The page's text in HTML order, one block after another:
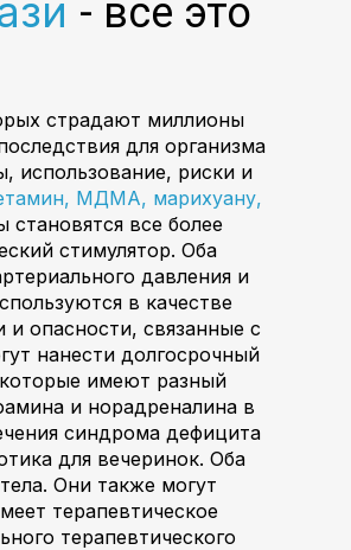
- все это
страдают миллионы
для организма
использование, риски и
МДМА, марихуану,
все более
стимулятор. Оба
давления и
в качестве
и опасности, связанные с
нанести долгосрочный
имеют разный
и норадреналина в
синдрома дефицита
для вечеринок. Оба
Они также могут
терапевтическое
терапевтического